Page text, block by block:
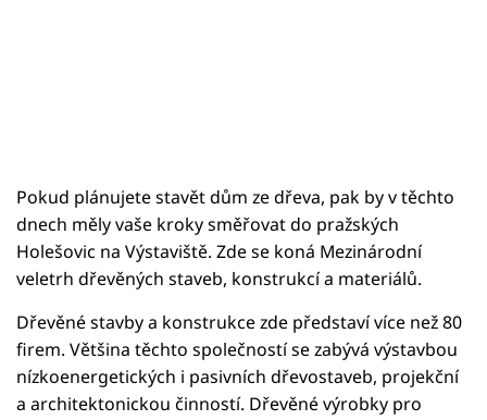
Pokud plánujete stavět dům ze dřeva, pak by v těchto
dnech měly vaše kroky směřovat do pražských
Holešovic na Výstaviště. Zde se koná Mezinárodní
veletrh dřevěných staveb, konstrukcí a materiálů.
Dřevěné stavby a konstrukce zde představí více než 80
firem. Většina těchto společností se zabývá výstavbou
nízkoenergetických i pasivních dřevostaveb, projekční
a architektonickou činností. Dřevěné výrobky pro